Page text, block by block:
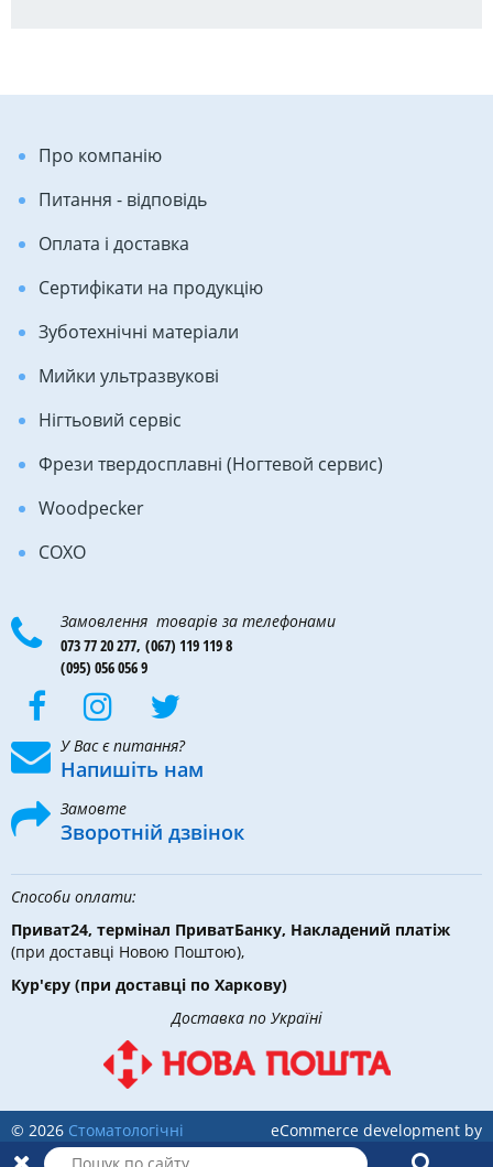
Про компанію
Питання - відповідь
Оплата і доставка
Сертифікати на продукцію
Зуботехнічні матеріали
Мийки ультразвукові
Нігтьовий сервіс
Фрези твердосплавні (Ногтевой сервис)
Woodpecker
COXO
Замовлення товарів за телефонами
073 77 20 277, (067) 119 119 8
(095) 056 056 9
У Вас є питання?
Напишіть нам
Замовте
Зворотній дзвінок
Способи оплати:
Приват24, термінал ПриватБанку, Накладений платіж
(при доставці Новою Поштою),
Кур'єру (при доставці по Харкову)
Доставка по Україні
© 2026 Стоматологічні
інструменти, матеріали та
eCommerce development by